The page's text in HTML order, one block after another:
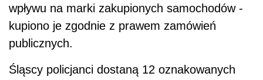
wpływu na marki zakupionych samochodów -
kupiono je zgodnie z prawem zamówień
publicznych.
Śląscy policjanci dostaną 12 oznakowanych